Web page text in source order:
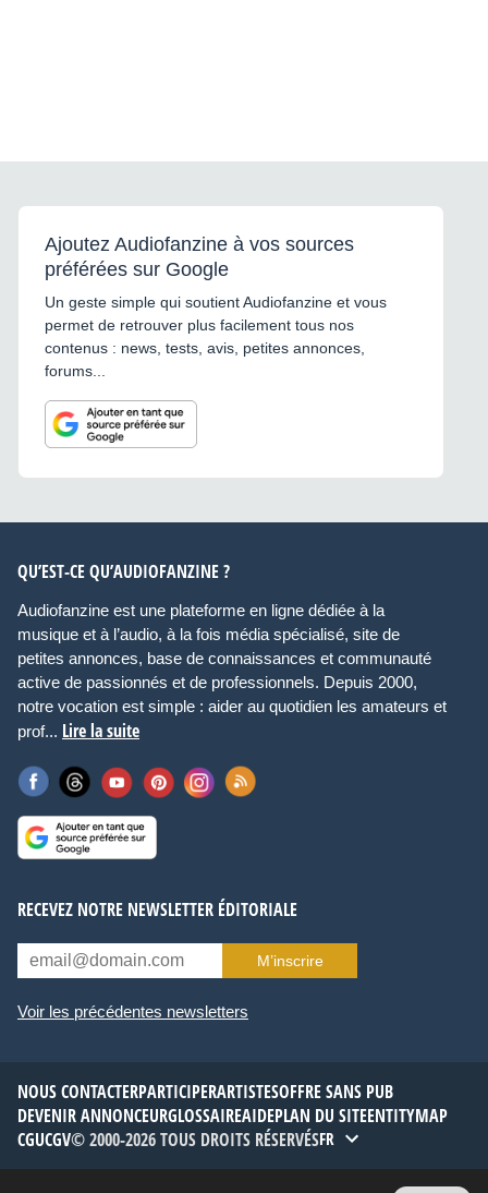
Ajoutez Audiofanzine à vos sources
préférées sur Google
Un geste simple qui soutient Audiofanzine et vous
permet de retrouver plus facilement tous nos
contenus : news, tests, avis, petites annonces,
forums...
QU’EST-CE QU’AUDIOFANZINE ?
Audiofanzine est une plateforme en ligne dédiée à la
musique et à l’audio, à la fois média spécialisé, site de
petites annonces, base de connaissances et communauté
active de passionnés et de professionnels. Depuis 2000,
notre vocation est simple : aider au quotidien les amateurs et
prof... Lire la suite
RECEVEZ NOTRE NEWSLETTER ÉDITORIALE
M’inscrire
Voir les précédentes newsletters
NOUS CONTACTERPARTICIPERARTISTESOFFRE SANS PUB
DEVENIR ANNONCEURGLOSSAIREAIDEPLAN DU SITEENTITYMAP
CGUCGV© 2000-2026 TOUS DROITS RÉSERVÉSFR